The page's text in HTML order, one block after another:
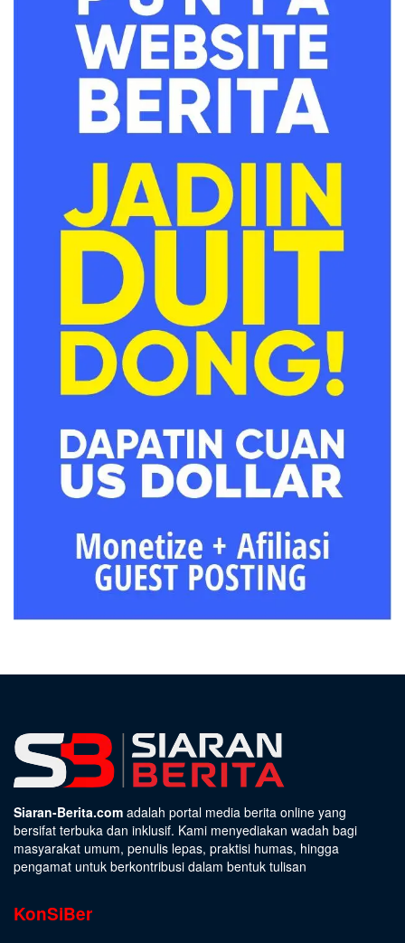
Siaran-Berita.com adalah portal media berita online yang
bersifat terbuka dan inklusif. Kami menyediakan wadah bagi
masyarakat umum, penulis lepas, praktisi humas, hingga
pengamat untuk berkontribusi dalam bentuk tulisan
KonSiBer